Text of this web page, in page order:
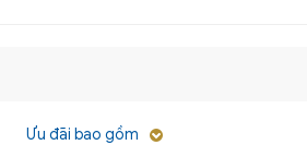
Ưu đãi bao gồm